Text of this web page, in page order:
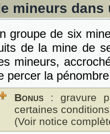
mineurs
groupe de six
de la mine de
mineurs,
percer la
Bonus : gravure
certaines
(Voir notice